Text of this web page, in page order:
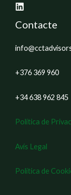
Contacte
+376 369 960
+34 638 962 845
Política de
Avís Legal
Política de